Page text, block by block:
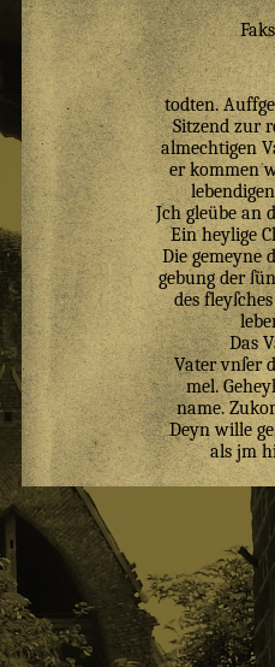
todten.
Sitzend zur
almechtigen
er kommen
Jch gleübe an
Ein heylige
Die gemeyne
gebung der
des
Das
Vater vnſer
mel.
name.
Deyn wille
als jm